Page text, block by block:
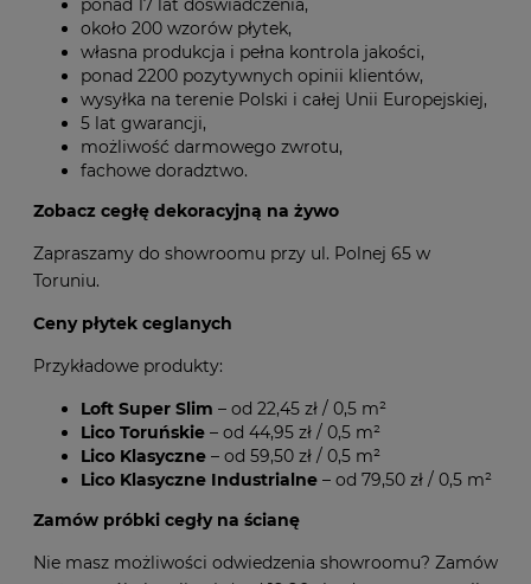
ponad 17 lat doświadczenia,
około 200 wzorów płytek,
własna produkcja i pełna kontrola jakości,
ponad 2200 pozytywnych opinii klientów,
wysyłka na terenie Polski i całej Unii Europejskiej,
5 lat gwarancji,
możliwość darmowego zwrotu,
fachowe doradztwo.
Zobacz cegłę dekoracyjną na żywo
Zapraszamy do showroomu przy ul. Polnej 65 w
Toruniu.
Ceny płytek ceglanych
Przykładowe produkty:
Loft Super Slim
– od 22,45 zł / 0,5 m²
Lico Toruńskie – od 44,95 zł / 0,5 m²
Lico Klasyczne – od 59,50 zł / 0,5 m²
Lico Klasyczne Industrialne
Zamów próbki cegły na ścianę